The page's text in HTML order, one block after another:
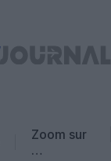
Zoom sur
…